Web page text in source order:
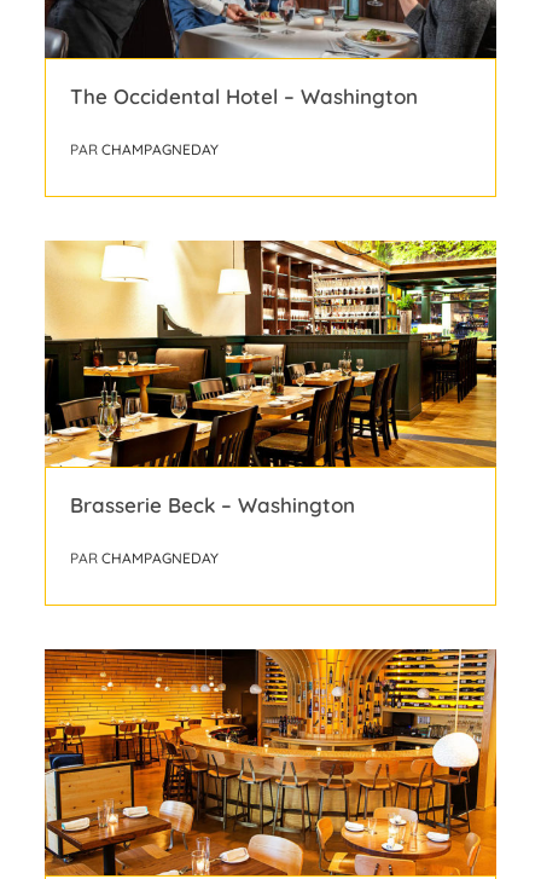
The Occidental Hotel – Washington
PAR CHAMPAGNEDAY
Brasserie Beck – Washington
PAR CHAMPAGNEDAY